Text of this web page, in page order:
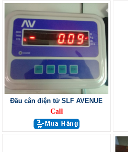
Đầu cân điện tử SLF AVENUE
Call